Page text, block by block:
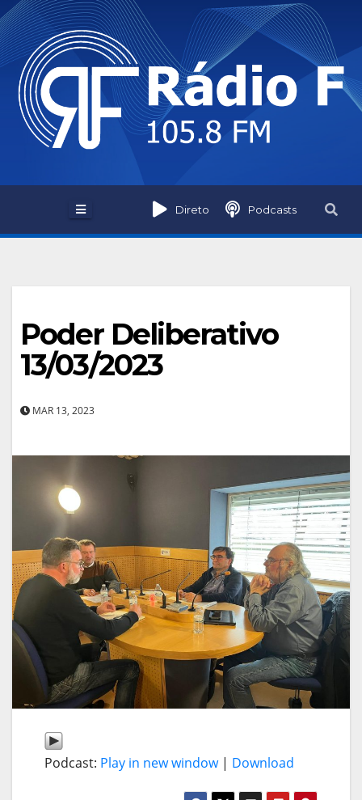
Skip
to
content
Direto Podcasts
Poder Deliberativo
13/03/2023
MAR 13, 2023
Podcast: Play in new window| Download